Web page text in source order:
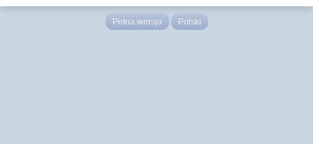
Pełna wersja Polski